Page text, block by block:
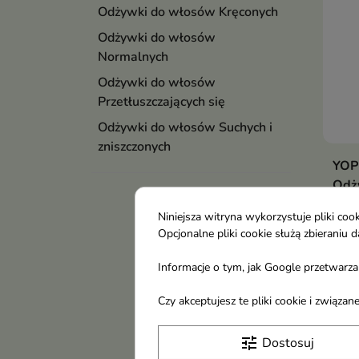
Odżywki do włosów Kręconych
Odżywki do włosów
Normalnych
Odżywki do włosów
Przetłuszczających się
Odżywki do włosów Suchych i
zniszczonych
Niniejsza witryna wykorzystuje pliki
Opcjonalne pliki cookie służą
Informacje o tym, jak Google
Czy akceptujesz te pliki cookie i
tune Dostosuj